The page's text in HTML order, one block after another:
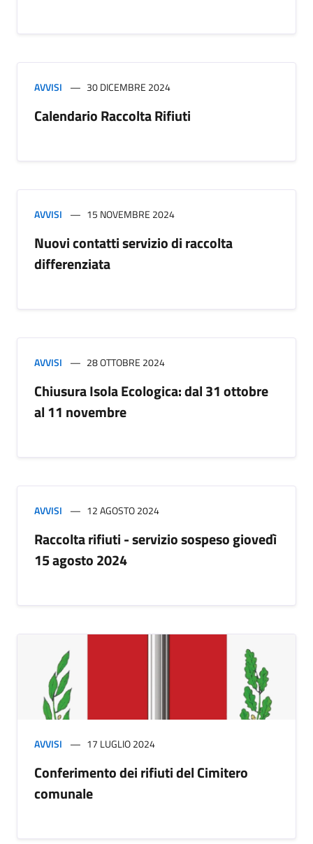
AVVISI 30 DICEMBRE 2024
Calendario Raccolta Rifiuti
AVVISI 15 NOVEMBRE 2024
Nuovi contatti servizio di raccolta
differenziata
AVVISI 28 OTTOBRE 2024
Chiusura Isola Ecologica: dal 31 ottobre
al 11 novembre
AVVISI 12 AGOSTO 2024
Raccolta rifiuti - servizio sospeso giovedì
15 agosto 2024
AVVISI 17 LUGLIO 2024
Conferimento dei rifiuti del Cimitero
comunale